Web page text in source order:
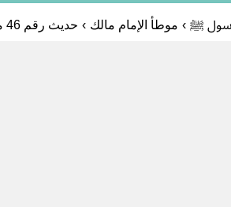
ﷺ › موطأ الإمام مالك › حديث رقم 46 مترجم